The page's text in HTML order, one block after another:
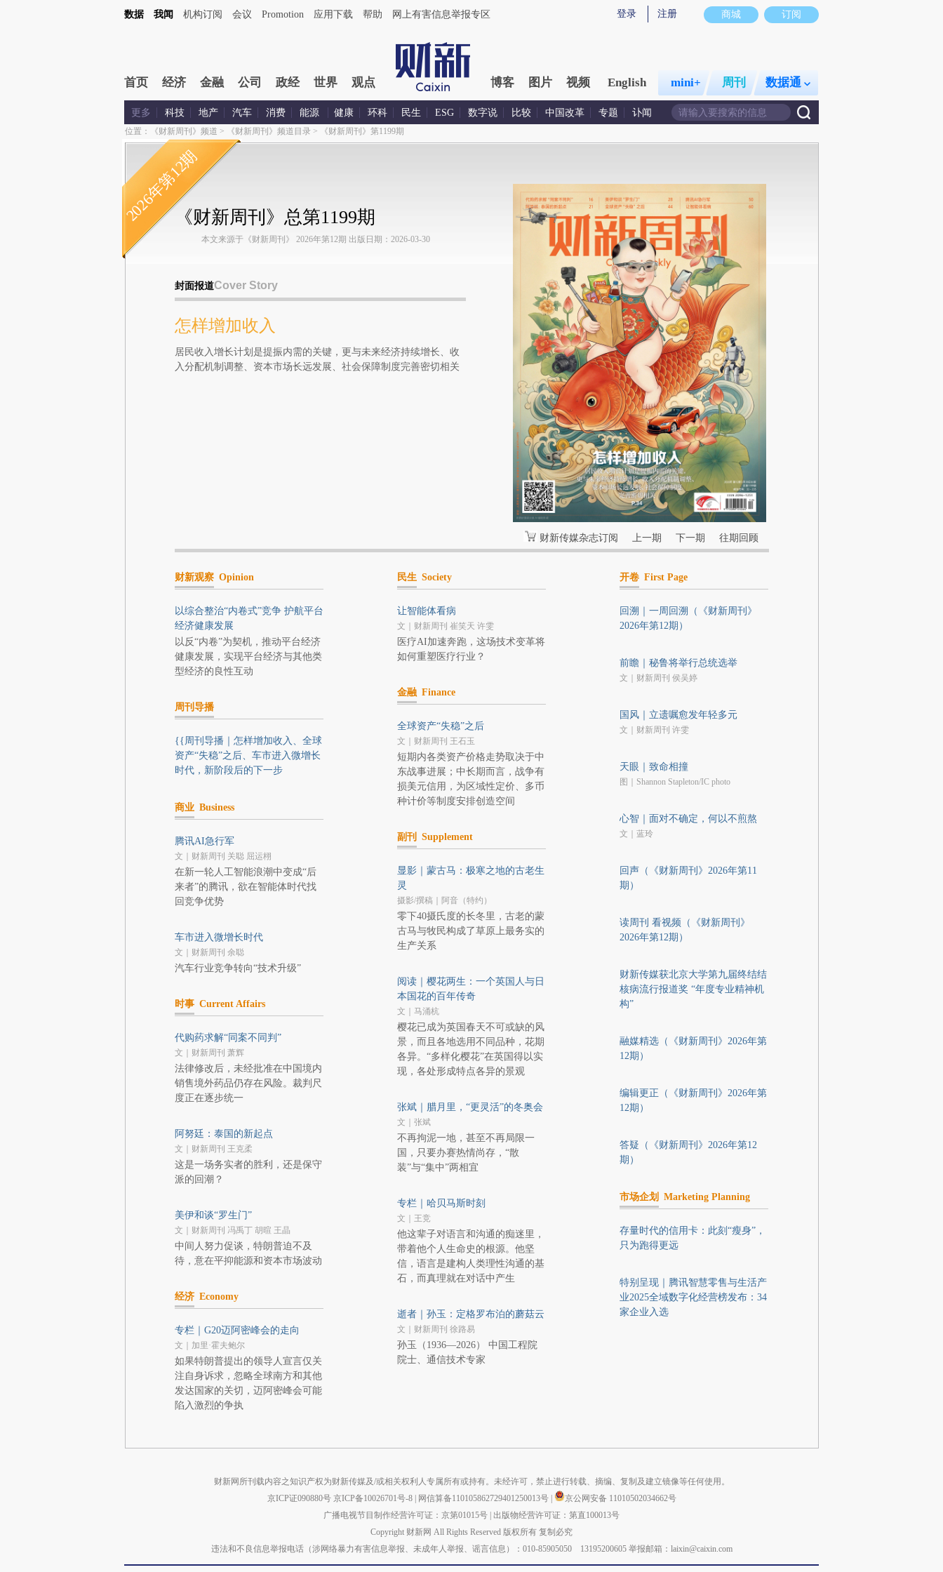
商城 订阅
登录 注册
数据 我闻 机构订阅 会议 Promotion 应用下载 帮助 网上有害信息举报专区
首页 经济 金融 公司 政经 世界 观点 博客 图片 视频 English mini+ 周刊 数据通
更多 科技 地产 汽车 消费 能源 健康 环科 民生 ESG 数字说 比较 中国改革 专题 讣闻
位置： 《财新周刊》频道 > 《财新周刊》频道目录> 《财新周刊》第1199期
《财新周刊》总第1199期
本文来源于《财新周刊》 2026年第12期 出版日期：2026-03-30
封面报道Cover Story
怎样增加收入
居民收入增长计划是提振内需的关键，更与未来经济持续增长、收
入分配机制调整、资本市场长远发展、社会保障制度完善密切相关
2026年第12期
财新传媒杂志订阅 上一期 下一期 往期回顾
财新观察 Opinion
以综合整治“内卷式”竞争 护航平台
经济健康发展
以反“内卷”为契机，推动平台经济
健康发展，实现平台经济与其他类
型经济的良性互动
周刊导播
{{周刊导播｜怎样增加收入、全球
资产“失稳”之后、车市进入微增长
时代，新阶段后的下一步
商业 Business
腾讯AI急行军
文｜财新周刊 关聪 屈运栩
在新一轮人工智能浪潮中变成“后
来者”的腾讯，欲在智能体时代找
回竞争优势
车市进入微增长时代
文｜财新周刊 余聪
汽车行业竞争转向“技术升级”
时事 Current Affairs
代购药求解“同案不同判”
文｜财新周刊 萧辉
法律修改后，未经批准在中国境内
销售境外药品仍存在风险。裁判尺
度正在逐步统一
阿努廷：泰国的新起点
文｜财新周刊 王克柔
这是一场务实者的胜利，还是保守
派的回潮？
美伊和谈“罗生门”
文｜财新周刊 冯禹丁 胡暄 王晶
中间人努力促谈，特朗普迫不及
待，意在平抑能源和资本市场波动
经济 Economy
专栏｜G20迈阿密峰会的走向
文｜加里·霍夫鲍尔
如果特朗普提出的领导人宣言仅关
注自身诉求，忽略全球南方和其他
发达国家的关切，迈阿密峰会可能
陷入激烈的争执
民生 Society
让智能体看病
文｜财新周刊 崔笑天 许雯
医疗AI加速奔跑，这场技术变革将
如何重塑医疗行业？
金融 Finance
全球资产“失稳”之后
文｜财新周刊 王石玉
短期内各类资产价格走势取决于中
东战事进展；中长期而言，战争有
损美元信用，为区域性定价、多币
种计价等制度安排创造空间
副刊 Supplement
显影｜蒙古马：极寒之地的古老生
灵
摄影/撰稿｜阿音（特约）
零下40摄氏度的长冬里，古老的蒙
古马与牧民构成了草原上最务实的
生产关系
阅读｜樱花两生：一个英国人与日
本国花的百年传奇
文｜马涌杭
樱花已成为英国春天不可或缺的风
景，而且各地选用不同品种，花期
各异。“多样化樱花”在英国得以实
现，各处形成特点各异的景观
张斌｜腊月里，“更灵活”的冬奥会
文｜张斌
不再拘泥一地，甚至不再局限一
国，只要办赛热情尚存，“散
装”与“集中”两相宜
专栏｜哈贝马斯时刻
文｜王竞
他这辈子对语言和沟通的痴迷里，
带着他个人生命史的根源。他坚
信，语言是建构人类理性沟通的基
石，而真理就在对话中产生
逝者｜孙玉：定格罗布泊的蘑菇云
文｜财新周刊 徐路易
孙玉（1936—2026） 中国工程院
院士、通信技术专家
开卷 First Page
回溯｜一周回溯（《财新周刊》
2026年第12期）
前瞻｜秘鲁将举行总统选举
文｜财新周刊 侯吴婷
国风｜立遗嘱愈发年轻多元
文｜财新周刊 许雯
天眼｜致命相撞
图｜Shannon Stapleton/IC photo
心智｜面对不确定，何以不煎熬
文｜蓝玲
回声（《财新周刊》2026年第11
期）
读周刊 看视频（《财新周刊》
2026年第12期）
财新传媒获北京大学第九届终结结
核病流行报道奖 “年度专业精神机
构”
融媒精选（《财新周刊》2026年第
12期）
编辑更正（《财新周刊》2026年第
12期）
答疑（《财新周刊》2026年第12
期）
市场企划 Marketing Planning
存量时代的信用卡：此刻“瘦身”，
只为跑得更远
特别呈现｜腾讯智慧零售与生活产
业2025全域数字化经营榜发布：34
家企业入选
财新网所刊载内容之知识产权为财新传媒及/或相关权利人专属所有或持有。未经许可，禁止进行转载、摘编、复制及建立镜像等任何使用。
京ICP证090880号 京ICP备10026701号-8 网信算备110105862729401250013号
京公网安备 11010502034662号
广播电视节目制作经营许可证：京第01015号 出版物经营许可证：第直100013号
Copyright 财新网 All Rights Reserved 版权所有 复制必究
违法和不良信息举报电话（涉网络暴力有害信息举报、未成年人举报、谣言信息）：010-85905050 13195200605 举报邮箱：laixin@caixin.com